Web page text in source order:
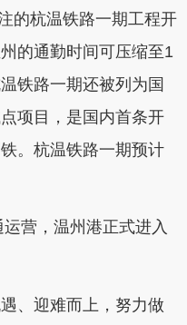
杭温铁路一期工程开
的通勤时间可压缩至1
铁路一期还被列为国
项目，是国内首条开
。杭温铁路一期预计
营，温州港正式进入
迎难而上，努力做